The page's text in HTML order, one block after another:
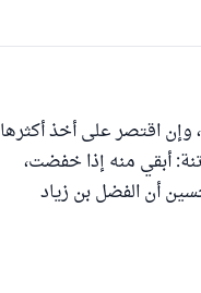
وإن اقتصر على أخذ أكثرها
أبقي منه إذا خفضت،
أن الفضل بن زياد